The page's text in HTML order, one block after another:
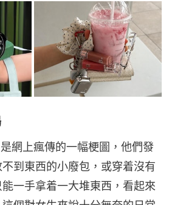
網上瘋傳的一幅梗圖，他們發
到東西的小廢包，或穿着沒有
一手拿着一大堆東西，看起來